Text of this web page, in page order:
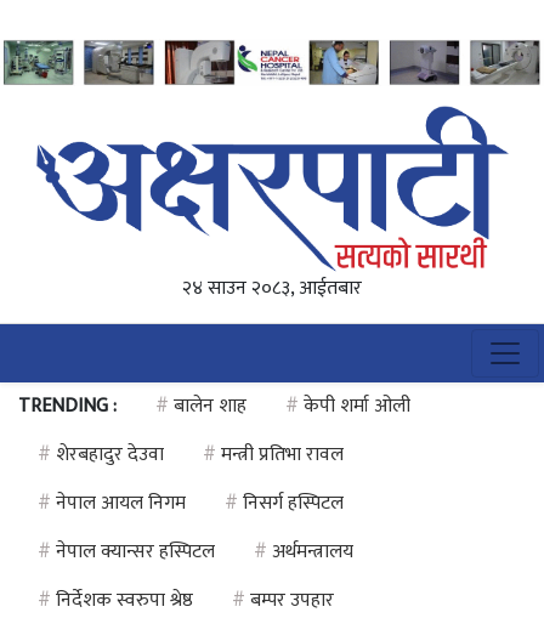
२४ साउन २०८३, आईतबार
TRENDING : #बालेन शाह #केपी शर्मा ओली
# शेरबहादुर देउवा #मन्त्री प्रतिभा रावल
#नेपाल आयल निगम #निसर्ग हस्पिटल
#नेपाल क्यान्सर हस्पिटल #अर्थमन्त्रालय
#निर्देशक स्वरुपा श्रेष्ठ #बम्पर उपहार